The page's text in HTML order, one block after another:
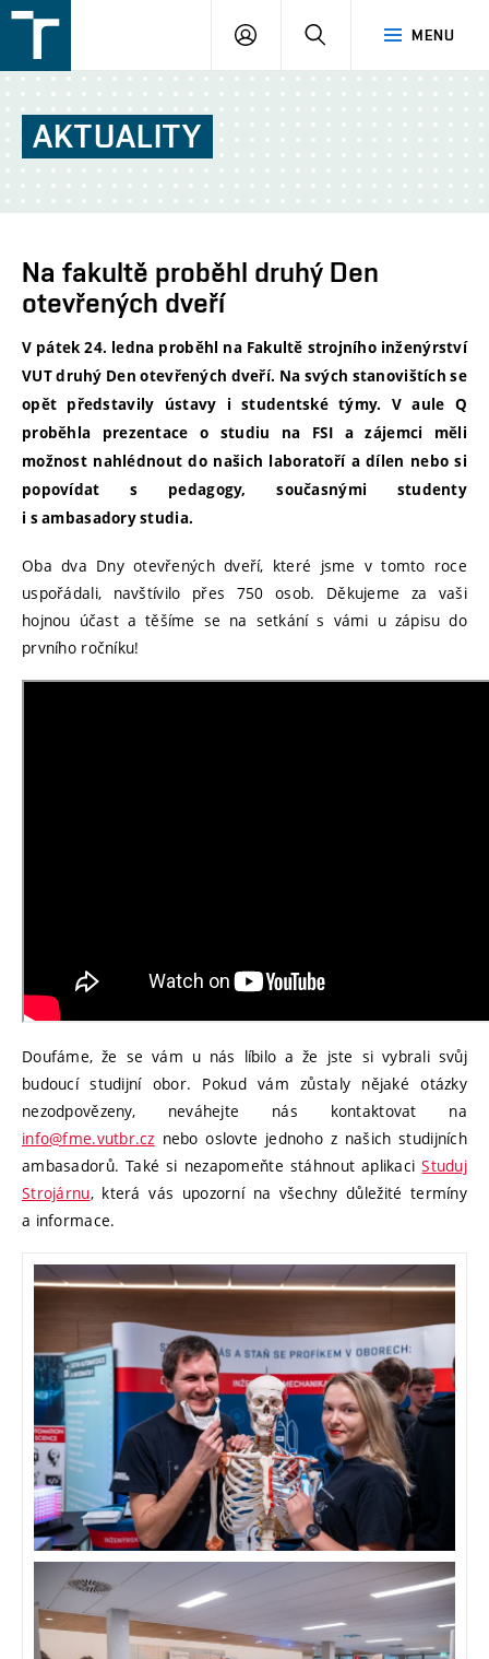
v
Brně
MENU
PŘIHLÁŠENÍ
AKTUALITY
Na fakultě proběhl druhý Den
otevřených dveří
V pátek 24. ledna proběhl na Fakultě strojního inženýrství
VUT druhý Den otevřených dveří. Na svých stanovištích se
opět představily ústavy i studentské týmy. V aule Q
proběhla prezentace o studiu na FSI a zájemci měli
možnost nahlédnout do našich laboratoří a dílen nebo si
popovídat s pedagogy, současnými studenty
i s ambasadory studia.
Oba dva Dny otevřených dveří, které jsme v tomto roce
uspořádali, navštívilo přes 750 osob. Děkujeme za vaši
hojnou účast a těšíme se na setkání s vámi u zápisu do
prvního ročníku!
Doufáme, že se vám u nás líbilo a že jste si vybrali svůj
budoucí studijní obor. Pokud vám zůstaly nějaké otázky
nezodpovězeny, neváhejte nás kontaktovat na
info@fme.vutbr.cz nebo oslovte jednoho z našich studijních
ambasadorů. Také si nezapomeňte stáhnout aplikaciStuduj
Strojárnu, která vás upozorní na všechny důležité termíny
a informace.